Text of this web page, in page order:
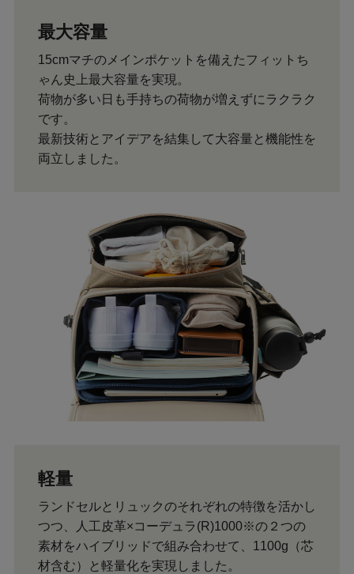
最大容量
15cmマチのメインポケットを備えたフィットち
ゃん史上最大容量を実現。
荷物が多い日も手持ちの荷物が増えずにラクラク
です。
最新技術とアイデアを結集して大容量と機能性を
両立しました。
軽量
ランドセルとリュックのそれぞれの特徴を活かし
つつ、人工皮革×コーデュラ(R)1000※の２つの
素材をハイブリッドで組み合わせて、1100g（芯
材含む）と軽量化を実現しました。